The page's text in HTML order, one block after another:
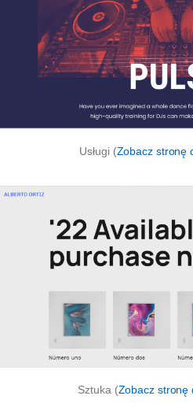
Usługi (Zobacz stronę
Sztuka (Zobacz stronę